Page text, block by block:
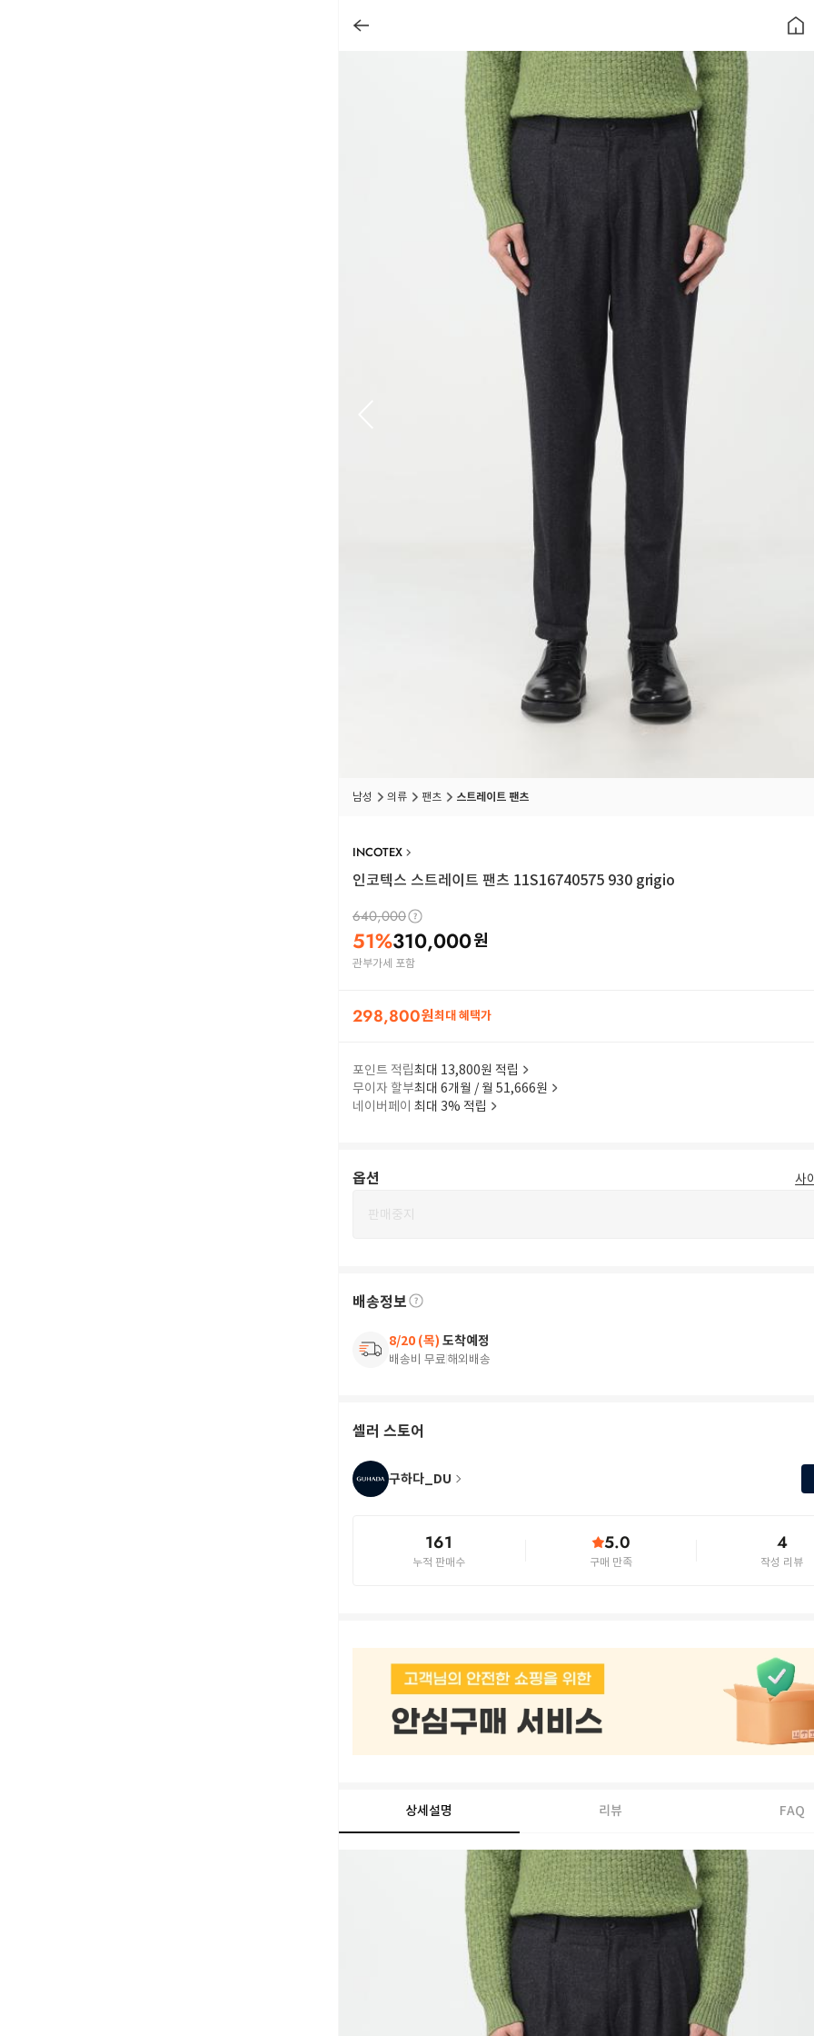
남성 의류 팬츠 스트레이트 팬츠
INCOTEX
인코텍스 스트레이트 팬츠 11S16740575 930 grigio
640,000
51%310,000원
관부가세 포함
298,800원최대 혜택가
포인트 적립최대 13,800원 적립
무이자 할부최대 6개월 / 월 51,666원
네이버페이 최대 3% 적립
옵션 사
판매중지
배송정보
8/20 (목) 도착예정
배송비 무료해외배송
셀러 스토어
구하다_DU
161
누적 판매수
5.0
구매 만족
4
작성 리뷰
상세설명 리뷰 FAQ